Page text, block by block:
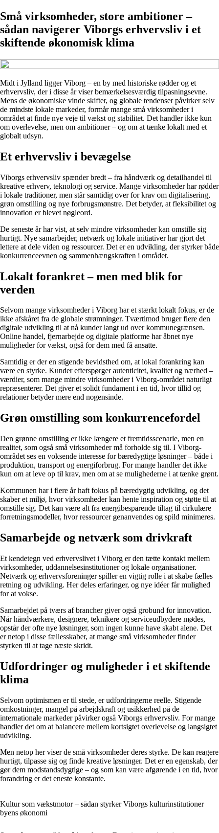
Små virksomheder, store ambitioner –
sådan navigerer Viborgs erhvervsliv i et
skiftende økonomisk klima
Midt i Jylland ligger Viborg – en by med historiske rødder og et
erhvervsliv, der i disse år viser bemærkelsesværdig tilpasningsevne.
Mens de økonomiske vinde skifter, og globale tendenser påvirker selv
de mindste lokale markeder, formår mange små virksomheder i
området at finde nye veje til vækst og stabilitet. Det handler ikke kun
om overlevelse, men om ambitioner – og om at tænke lokalt med et
globalt udsyn.
Et erhvervsliv i bevægelse
Viborgs erhvervsliv spænder bredt – fra håndværk og detailhandel til
kreative erhverv, teknologi og service. Mange virksomheder har rødder
i lokale traditioner, men står samtidig over for krav om digitalisering,
grøn omstilling og nye forbrugsmønstre. Det betyder, at fleksibilitet og
innovation er blevet nøgleord.
De seneste år har vist, at selv mindre virksomheder kan omstille sig
hurtigt. Nye samarbejder, netværk og lokale initiativer har gjort det
lettere at dele viden og ressourcer. Det er en udvikling, der styrker både
konkurrenceevnen og sammenhængskraften i området.
Lokalt forankret – men med blik for
verden
Selvom mange virksomheder i Viborg har et stærkt lokalt fokus, er de
ikke afskåret fra de globale strømninger. Tværtimod bruger flere den
digitale udvikling til at nå kunder langt ud over kommunegrænsen.
Online handel, fjernarbejde og digitale platforme har åbnet nye
muligheder for vækst, også for dem med få ansatte.
Samtidig er der en stigende bevidsthed om, at lokal forankring kan
være en styrke. Kunder efterspørger autenticitet, kvalitet og nærhed –
værdier, som mange mindre virksomheder i Viborg-området naturligt
repræsenterer. Det giver et solidt fundament i en tid, hvor tillid og
relationer betyder mere end nogensinde.
Grøn omstilling som konkurrencefordel
Den grønne omstilling er ikke længere et fremtidsscenarie, men en
realitet, som også små virksomheder må forholde sig til. I Viborg-
området ses en voksende interesse for bæredygtige løsninger – både i
produktion, transport og energiforbrug. For mange handler det ikke
kun om at leve op til krav, men om at se mulighederne i at tænke grønt.
Kommunen har i flere år haft fokus på bæredygtig udvikling, og det
skaber et miljø, hvor virksomheder kan hente inspiration og støtte til at
omstille sig. Det kan være alt fra energibesparende tiltag til cirkulære
forretningsmodeller, hvor ressourcer genanvendes og spild minimeres.
Samarbejde og netværk som drivkraft
Et kendetegn ved erhvervslivet i Viborg er den tætte kontakt mellem
virksomheder, uddannelsesinstitutioner og lokale organisationer.
Netværk og erhvervsforeninger spiller en vigtig rolle i at skabe fælles
retning og udvikling. Her deles erfaringer, og nye idéer får mulighed
for at vokse.
Samarbejdet på tværs af brancher giver også grobund for innovation.
Når håndværkere, designere, teknikere og serviceudbydere mødes,
opstår der ofte nye løsninger, som ingen kunne have skabt alene. Det
er netop i disse fællesskaber, at mange små virksomheder finder
styrken til at tage næste skridt.
Udfordringer og muligheder i et skiftende
klima
Selvom optimismen er til stede, er udfordringerne reelle. Stigende
omkostninger, mangel på arbejdskraft og usikkerhed på de
internationale markeder påvirker også Viborgs erhvervsliv. For mange
handler det om at balancere mellem kortsigtet overlevelse og langsigtet
udvikling.
Men netop her viser de små virksomheder deres styrke. De kan reagere
hurtigt, tilpasse sig og finde kreative løsninger. Det er en egenskab, der
gør dem modstandsdygtige – og som kan være afgørende i en tid, hvor
forandring er det eneste konstante.
Kultur som vækstmotor – sådan styrker Viborgs kulturinstitutioner
byens økonomi